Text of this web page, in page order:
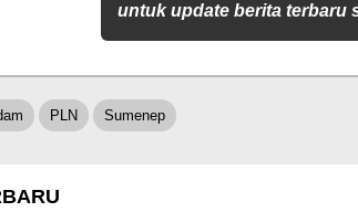
untuk update berita terbaru
PLN Sumenep